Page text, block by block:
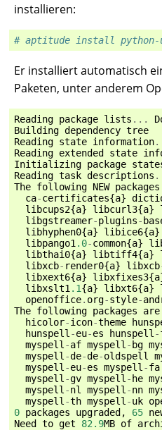
installieren:
# aptitude install python-
Er installiert automatisch
Paketen, unter anderem
Reading package lists ...
Building dependency tree
Reading state information
Reading extended state
Initializing package
Reading task descriptions
The following NEW packages
ca-certificates{a}
libcups2{a} libcurl3{a}
libgstreamer-plugins-
libhyphen0{a} libice6{a}
libpango1 .0-common{a}
libthai0{a} libtiff4{a}
libxcb- render0{a} libxcb
libxext6{a} libxfixes3{a
libxslt1 .1{a} libxt6{a}
openoffice. org-style-
The following packages are
hicolor-icon-theme
hunspell -eu-es hunspell -
myspell -af myspell -bg
myspell -de-de-oldspell
myspell -eu-es myspell -fa
myspell -gv myspell -he
myspell -nl myspell -nn
myspell -th myspell -uk
0 packages upgraded, 65
Need to get 82.9MB of